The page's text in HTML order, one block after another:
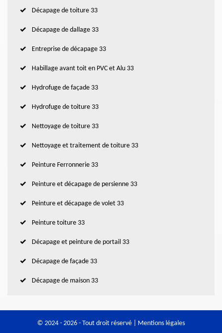
Décapage de toiture 33
Décapage de dallage 33
Entreprise de décapage 33
Habillage avant toit en PVC et Alu 33
Hydrofuge de façade 33
Hydrofuge de toiture 33
Nettoyage de toiture 33
Nettoyage et traitement de toiture 33
Peinture Ferronnerie 33
Peinture et décapage de persienne 33
Peinture et décapage de volet 33
Peinture toiture 33
Décapage et peinture de portail 33
Décapage de façade 33
Décapage de maison 33
© 2024 - 2026 - Tout droit réservé | Mentions légales